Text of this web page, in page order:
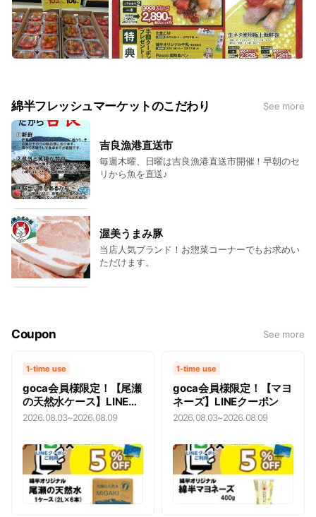
綿半フレッシュマーケットのこだわり See more
吉良漁港直送市
毎週木曜、日曜は吉良漁港直送市開催！早朝のセ
リから魚を直送♪
渥美うまみ豚
当店人気ブランド！お惣菜コーナーでもお求めい
ただけます。
Coupon See more
1-time use
goca会員様限定！【尾瀬
の天然水ケース】LINEク
ーポン
2026.08.03~2026.08.09
1-time use
goca会員様限定！【マヨ
ネーズ】LINEクーポン
2026.08.03~2026.08.09